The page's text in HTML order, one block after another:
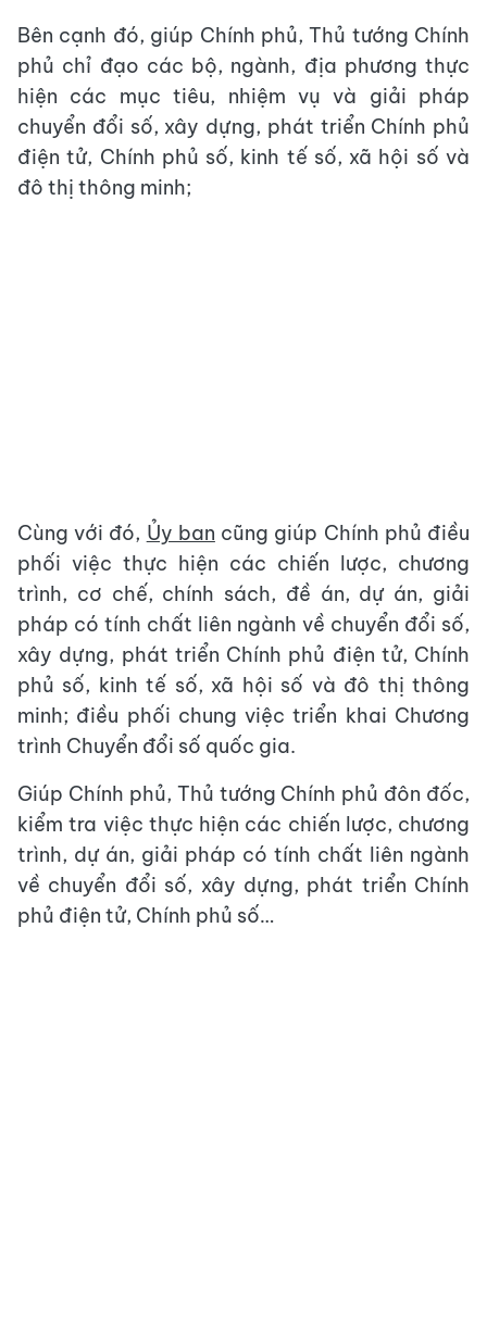
Bên cạnh đó, giúp Chính phủ, Thủ tướng Chính
phủ chỉ đạo các bộ, ngành, địa phương thực
hiện các mục tiêu, nhiệm vụ và giải pháp
chuyển đổi số, xây dựng, phát triển Chính phủ
điện tử, Chính phủ số, kinh tế số, xã hội số và
đô thị thông minh;
Cùng với đó, Ủy ban cũng giúp Chính phủ điều
phối việc thực hiện các chiến lược, chương
trình, cơ chế, chính sách, đề án, dự án, giải
pháp có tính chất liên ngành về chuyển đổi số,
xây dựng, phát triển Chính phủ điện tử, Chính
phủ số, kinh tế số, xã hội số và đô thị thông
minh; điều phối chung việc triển khai Chương
trình Chuyển đổi số quốc gia.
Giúp Chính phủ, Thủ tướng Chính phủ đôn đốc,
kiểm tra việc thực hiện các chiến lược, chương
trình, dự án, giải pháp có tính chất liên ngành
về chuyển đổi số, xây dựng, phát triển Chính
phủ điện tử, Chính phủ số…